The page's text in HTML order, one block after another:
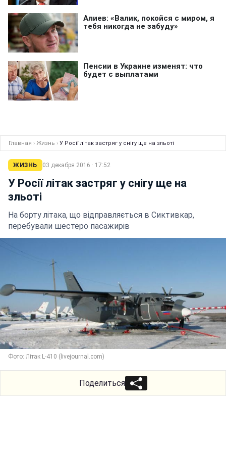
Главная › Жизнь › У Росії літак застряг у снігу ще на зльоті
ЖИЗНЬ 03 декабря 2016 · 17:52
У Росії літак застряг у снігу ще на
зльоті
На борту літака, що відправляється в Сиктивкар,
перебували шестеро пасажирів
Фото: Літак L-410 (livejournal.com)
Поделиться